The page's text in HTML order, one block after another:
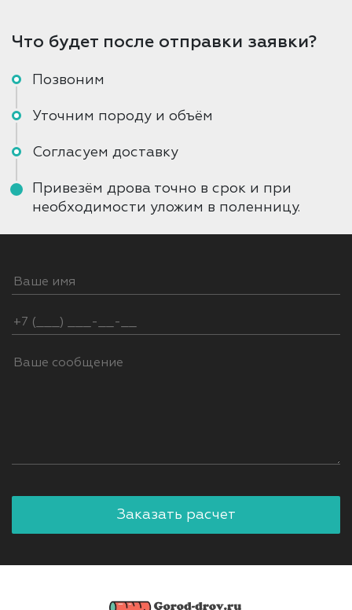
Что будет после отправки заявки?
Позвоним
Уточним породу и объём
Согласуем доставку
Привезём дрова точно в срок и при
необходимости уложим в поленницу.